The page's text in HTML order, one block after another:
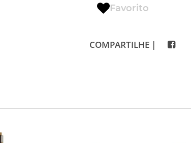
Favorito
COMPARTILHE |